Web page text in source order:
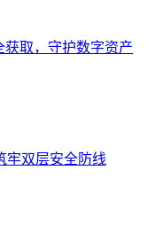
获取，守护数字资产
牢双层安全防线